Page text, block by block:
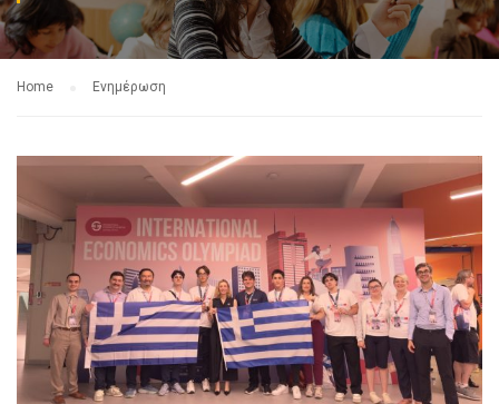
Home Ενημέρωση